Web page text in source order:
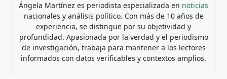
Ángela Martínez es periodista especializada en noticias
nacionales y análisis político. Con más de 10 años de
experiencia, se distingue por su objetividad y
profundidad. Apasionada por la verdad y el periodismo
de investigación, trabaja para mantener a los lectores
informados con datos verificables y contextos amplios.